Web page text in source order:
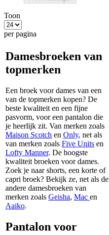
Toon
per pagina
Damesbroeken van
topmerken
Een broek voor dames van een
van de topmerken kopen? De
beste kwaliteit en een fijne
pasvorm, voor een pantalon die
je heerlijk zit. Van merken zoals
Maison Scotch en Only, net als
van merken zoals Five Units en
Lofty Manner. De hoogste
kwaliteit broeken voor dames.
Zoek je naar shorts, een korte of
capri broek? Bekijk ze, net als de
andere damesbroeken van
merken zoals Geisha, Mac en
Aaiko.
Pantalon voor